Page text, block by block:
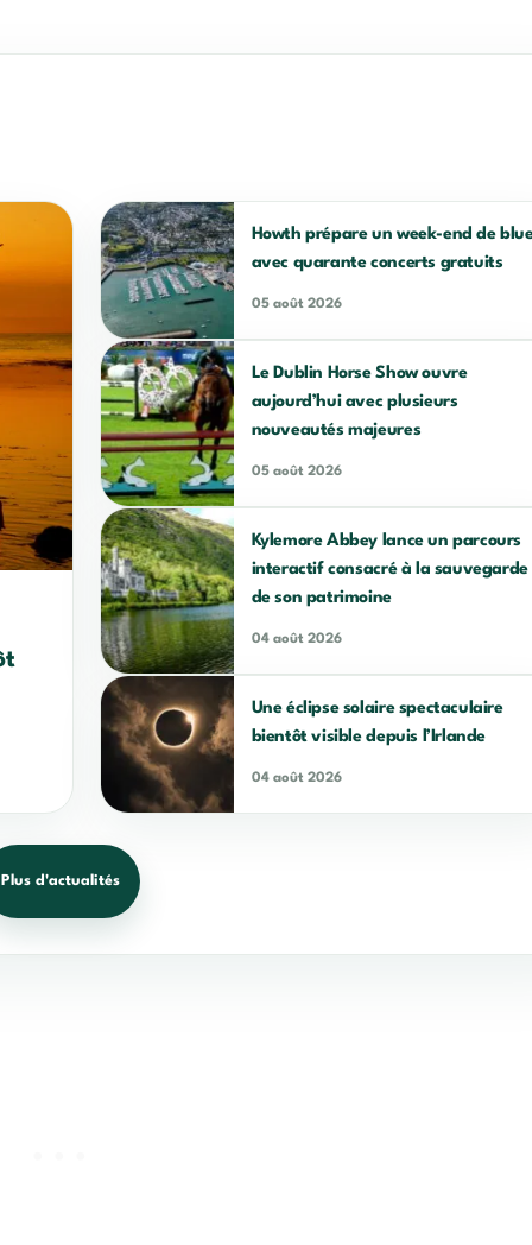
Howth prépare un week-end de
avec quarante concerts gratuits
05 août 2026
Le Dublin Horse Show ouvre
aujourd’hui avec plusieurs
nouveautés majeures
05 août 2026
Kylemore Abbey lance un parcours
interactif consacré à la sauvegarde
de son patrimoine
04 août 2026
Une éclipse solaire spectaculaire
bientôt visible depuis l’Irlande
04 août 2026
Plus d'actualités